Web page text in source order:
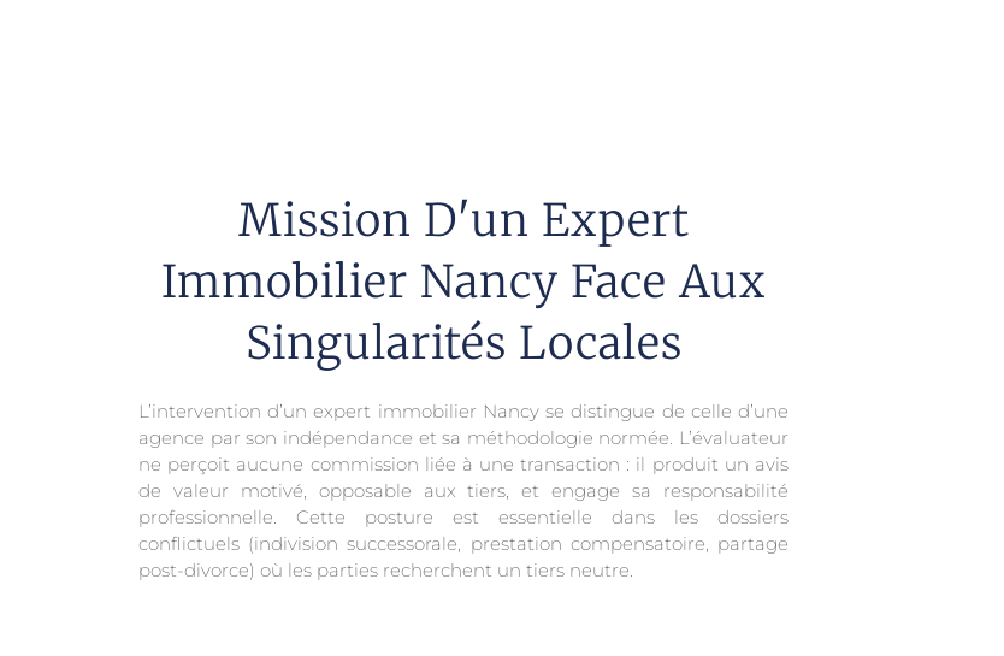
Mission D'un Expert
Immobilier Nancy Face Aux
Singularités Locales
L’intervention d’un expert immobilier Nancy se distingue de celle d’une
agence par son indépendance et sa méthodologie normée. L’évaluateur
ne perçoit aucune commission liée à une transaction : il produit un avis
de valeur motivé, opposable aux tiers, et engage sa responsabilité
professionnelle. Cette posture est essentielle dans les dossiers
conflictuels (indivision successorale, prestation compensatoire, partage
post-divorce) où les parties recherchent un tiers neutre.